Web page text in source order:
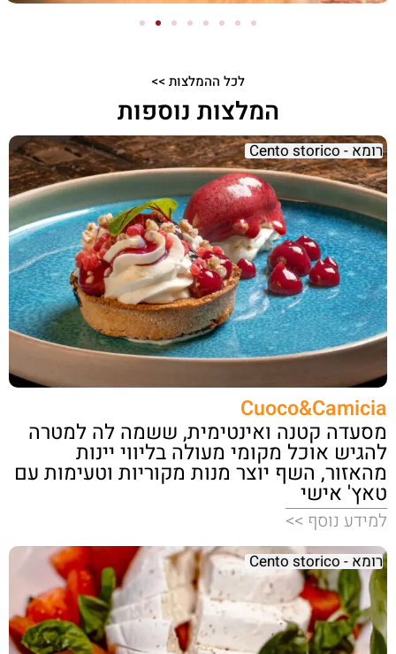
לכל ההמלצות >>
המלצות נוספות
רומא - Cento storico
Cuoco&Camicia
מסעדה קטנה ואינטימית, ששמה לה למטרה
להגיש אוכל מקומי מעולה בליווי יינות
מהאזור, השף יוצר מנות מקוריות וטעימות עם
טאץ' אישי
למידע נוסף >>
רומא - Cento storico